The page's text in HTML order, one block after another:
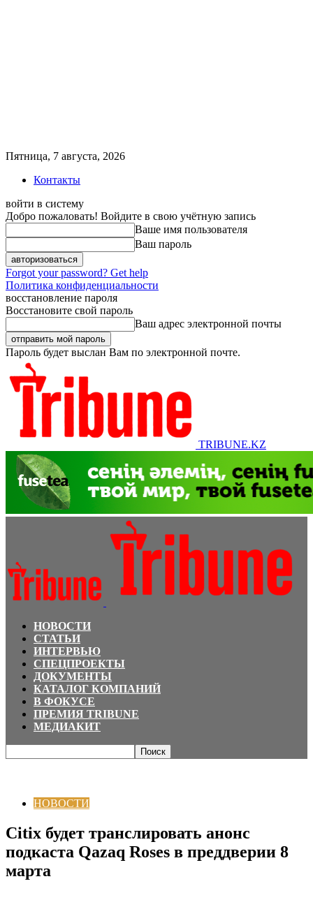
Пятница, 7 августа, 2026
Контакты
войти в систему
Добро пожаловать! Войдите в свою учётную запись
Ваше имя пользователя
Ваш пароль
Forgot your password? Get help
Политика конфиденциальности
восстановление пароля
Восстановите свой пароль
Ваш адрес электронной почты
Пароль будет выслан Вам по электронной почте.
TRIBUNE.KZ
НОВОСТИ
СТАТЬИ
ИНТЕРВЬЮ
СПЕЦПРОЕКТЫ
ДОКУМЕНТЫ
КАТАЛОГ КОМПАНИЙ
В ФОКУСЕ
ПРЕМИЯ TRIBUNE
МЕДИАКИТ
НОВОСТИ
Citix будет транслировать анонс
подкаста Qazaq Roses в преддверии 8
марта